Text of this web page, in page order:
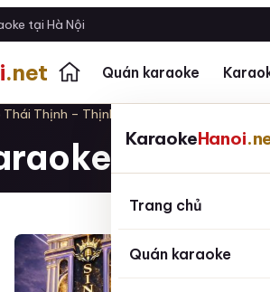
tại Hà Nội
.net Quán karaoke
KaraokeHanoi
Trang chủ
Quán karaoke
Thái Thịnh – Thịnh Quang – Đống Đ
– 65